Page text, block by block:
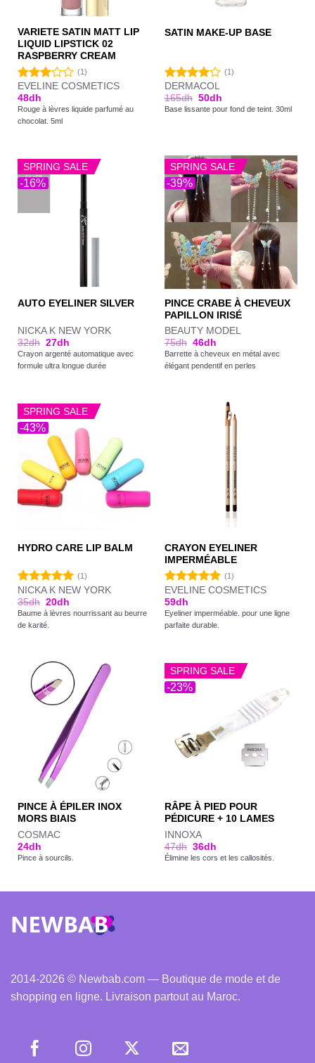
VARIETE SATIN MATT LIP
LIQUID LIPSTICK 02
RASPBERRY CREAM
Note
3.00
sur 5
(1)
EVELINE COSMETICS
48dh
Rouge à lèvres liquide parfumé au
chocolat. 5ml
SATIN MAKE-UP BASE
Note
4.00sur
5
(1)
DERMACOL
165dh 50dh
Base lissante pour fond de teint. 30ml
-16%
SPRING SALE
AUTO EYELINER SILVER
NICKA K NEW YORK
32dh 27dh
Crayon argenté automatique avec
formule ultra longue durée
-39%
SPRING SALE
PINCE CRABE À CHEVEUX
PAPILLON IRISÉ
BEAUTY MODEL
75dh 46dh
Barrette à cheveux en métal avec
élégant pendentif en perles
-43%
SPRING SALE
HYDRO CARE LIP BALM
Note5.00
sur 5
(1)
NICKA K NEW YORK
35dh 20dh
Baume à lèvres nourrissant au beurre
de karité.
CRAYON EYELINER
IMPERMÉABLE
Note5.00
sur 5
(1)
EVELINE COSMETICS
59dh
Eyeliner imperméable. pour une ligne
parfaite durable.
PINCE À ÉPILER INOX
MORS BIAIS
COSMAC
24dh
Pince à sourcils.
-23%
SPRING SALE
RÂPE À PIED POUR
PÉDICURE + 10 LAMES
INNOXA
47dh 36dh
Élimine les cors et les callosités.
2014-2026 © Newbab.com — Boutique de mode et de
shopping en ligne. Livraison partout au Maroc.